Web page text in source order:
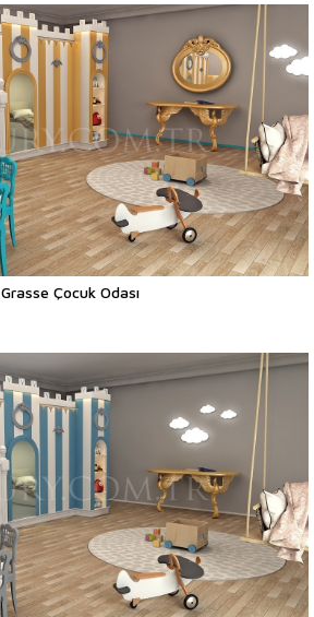
Grasse Çocuk Odası